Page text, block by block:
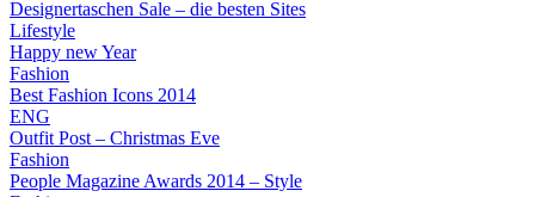
Designertaschen Sale – die besten Sites
Lifestyle
Happy new Year
Fashion
Best Fashion Icons 2014
ENG
Outfit Post – Christmas Eve
Fashion
People Magazine Awards 2014 – Style